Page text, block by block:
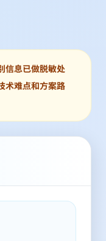
信息已做脱敏处
术难点和方案路